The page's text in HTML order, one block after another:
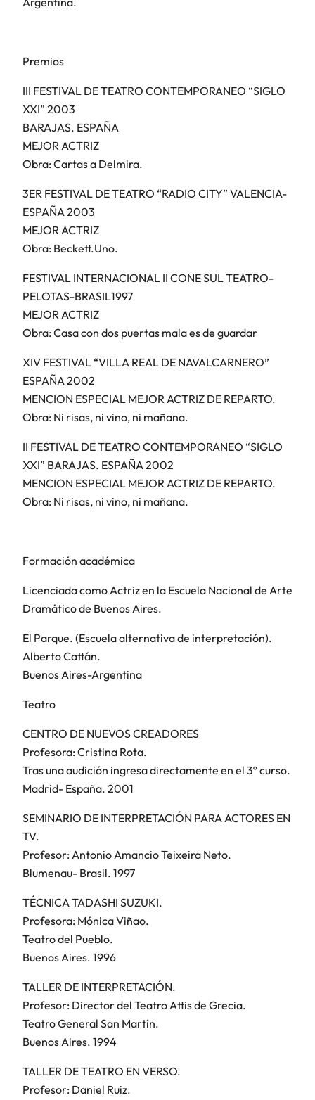
Premios
III FESTIVAL DE TEATRO CONTEMPORANEO “SIGLO
XXI” 2003
BARAJAS. ESPAÑA
MEJOR ACTRIZ
Obra: Cartas a Delmira.
3ER FESTIVAL DE TEATRO “RADIO CITY” VALENCIA-
ESPAÑA 2003
MEJOR ACTRIZ
Obra: Beckett.Uno.
FESTIVAL INTERNACIONAL II CONE SUL TEATRO-
PELOTAS-BRASIL1997
MEJOR ACTRIZ
Obra: Casa con dos puertas mala es de guardar
XIV FESTIVAL “VILLA REAL DE NAVALCARNERO”
ESPAÑA 2002
MENCION ESPECIAL MEJOR ACTRIZ DE REPARTO.
Obra: Ni risas, ni vino, ni mañana.
II FESTIVAL DE TEATRO CONTEMPORANEO “SIGLO
XXI” BARAJAS. ESPAÑA 2002
MENCION ESPECIAL MEJOR ACTRIZ DE REPARTO.
Obra: Ni risas, ni vino, ni mañana.
Formación académica
Licenciada como Actriz en la Escuela Nacional de Arte
Dramático de Buenos Aires.
El Parque. (Escuela alternativa de interpretación).
Alberto Cattán.
Buenos Aires-Argentina
Teatro
CENTRO DE NUEVOS CREADORES
Profesora: Cristina Rota.
Tras una audición ingresa directamente en el 3º curso.
Madrid- España. 2001
SEMINARIO DE INTERPRETACIÓN PARA ACTORES EN
TV.
Profesor: Antonio Amancio Teixeira Neto.
Blumenau- Brasil. 1997
TÉCNICA TADASHI SUZUKI.
Profesora: Mónica Viñao.
Teatro del Pueblo.
Buenos Aires. 1996
TALLER DE INTERPRETACIÓN.
Profesor: Director del Teatro Attis de Grecia.
Teatro General San Martín.
Buenos Aires. 1994
TALLER DE TEATRO EN VERSO.
Profesor: Daniel Ruiz.